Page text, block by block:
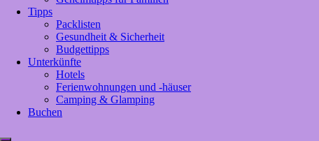
Tipps
Packlisten
Gesundheit & Sicherheit
Budgettipps
Unterkünfte
Hotels
Ferienwohnungen und -häuser
Camping & Glamping
Buchen